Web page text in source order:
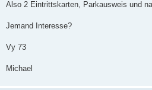
Also 2 Eintrittskarten, Parkausweis und
Jemand Interesse?
Vy 73
Michael